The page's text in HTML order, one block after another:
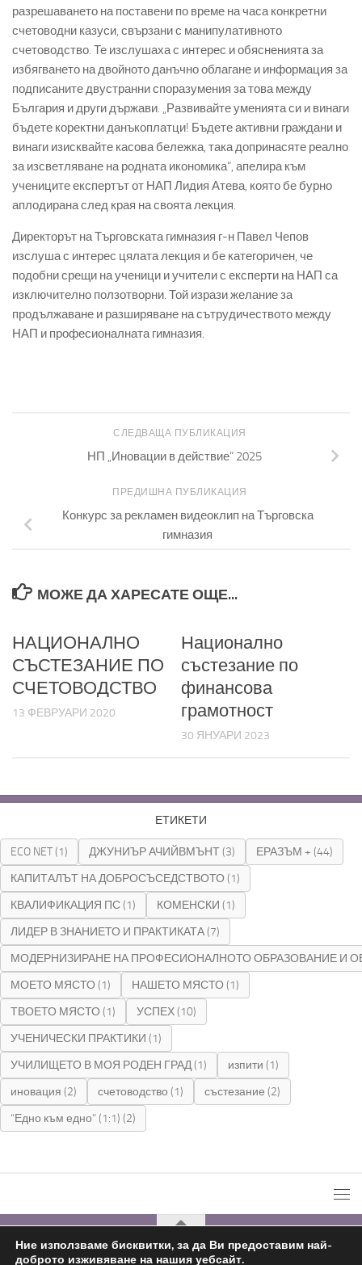
разрешаването на поставени по време на часа конкретни
счетоводни казуси, свързани с манипулативното
счетоводство. Те изслушаха с интерес и обясненията за
избягването на двойното данъчно облагане и информация за
подписаните двустранни споразумения за това между
България и други държави. „Развивайте уменията си и винаги
бъдете коректни данъкоплатци! Бъдете активни граждани и
винаги изисквайте касова бележка, така допринасяте реално
за изсветляване на родната икономика“, апелира към
учениците експертът от НАП Лидия Атева, която бе бурно
аплодирана след края на своята лекция.
Директорът на Търговската гимназия г-н Павел Чепов
изслуша с интерес цялата лекция и бе категоричен, че
подобни срещи на ученици и учители с експерти на НАП са
изключително ползотворни. Той изрази желание за
продължаване и разширяване на сътрудичеството между
НАП и професионалната гимназия.
СЛЕДВАЩА ПУБЛИКАЦИЯ
НП „Иновации в действие“ 2025
ПРЕДИШНА ПУБЛИКАЦИЯ
Конкурс за рекламен видеоклип на Търговска
гимназия
МОЖЕ ДА ХАРЕСАТЕ ОЩЕ...
НАЦИОНАЛНО
СЪСТЕЗАНИЕ ПО
СЧЕТОВОДСТВО
13 ФЕВРУАРИ 2020
Национално
състезание по
финансова
грамотност
30 ЯНУАРИ 2023
ЕТИКЕТИ
ECO NET(1) ДЖУНИЪР АЧИЙВМЪНТ(3) ЕРАЗЪМ + (44)
КАПИТАЛЪТ НА ДОБРОСЪСЕДСТВОТО (1)
КВАЛИФИКАЦИЯ ПС(1) КОМЕНСКИ (1)
ЛИДЕР В ЗНАНИЕТО И ПРАКТИКАТА(7)
МОДЕРНИЗИРАНЕ НА ПРОФЕСИОНАЛНОТО ОБРАЗОВАНИЕ И
МОЕТО МЯСТО (1) НАШЕТО МЯСТО (1)
ТВОЕТО МЯСТО (1) УСПЕХ(10)
УЧЕНИЧЕСКИ ПРАКТИКИ (1)
УЧИЛИЩЕТО В МОЯ РОДЕН ГРАД(1) изпити (1)
иновация (2) счетоводство (1) състезание (2)
“Едно към едно” (1:1) (2)
Ние използваме бисквитки, за да Ви предоставим най-
доброто изживяване на нашия уебсайт.